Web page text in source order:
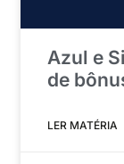
Azul e
de
LER MATÉRIA